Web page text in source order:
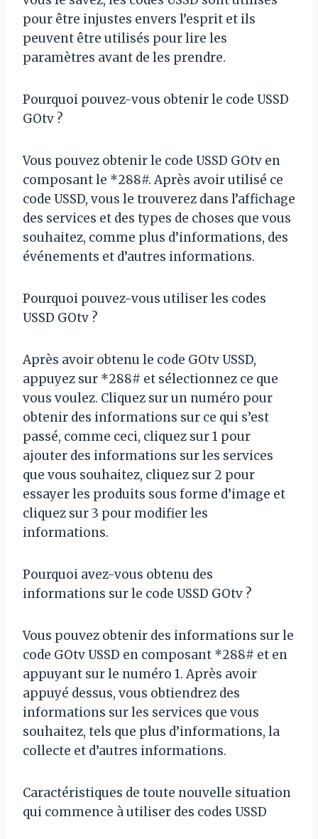
pour être injustes envers l’esprit et ils
peuvent être utilisés pour lire les
paramètres avant de les prendre.
Pourquoi pouvez-vous obtenir le code USSD
GOtv ?
Vous pouvez obtenir le code USSD GOtv en
composant le *288#. Après avoir utilisé ce
code USSD, vous le trouverez dans l’affichage
des services et des types de choses que vous
souhaitez, comme plus d’informations, des
événements et d’autres informations.
Pourquoi pouvez-vous utiliser les codes
USSD GOtv ?
Après avoir obtenu le code GOtv USSD,
appuyez sur *288# et sélectionnez ce que
vous voulez. Cliquez sur un numéro pour
obtenir des informations sur ce qui s’est
passé, comme ceci, cliquez sur 1 pour
ajouter des informations sur les services
que vous souhaitez, cliquez sur 2 pour
essayer les produits sous forme d’image et
cliquez sur 3 pour modifier les
informations.
Pourquoi avez-vous obtenu des
informations sur le code USSD GOtv ?
Vous pouvez obtenir des informations sur le
code GOtv USSD en composant *288# et en
appuyant sur le numéro 1. Après avoir
appuyé dessus, vous obtiendrez des
informations sur les services que vous
souhaitez, tels que plus d’informations, la
collecte et d’autres informations.
Caractéristiques de toute nouvelle situation
qui commence à utiliser des codes USSD